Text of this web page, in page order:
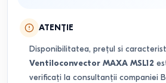
ATENȚIE
Disponibilitatea, prețul si
Ventiloconvector MAXA MSL12
verificați la consultanții companiei